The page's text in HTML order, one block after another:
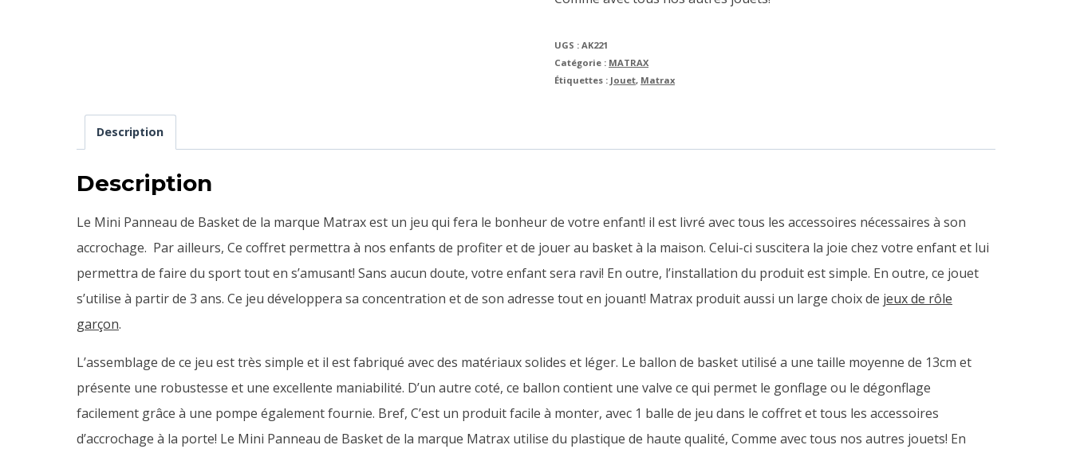
UGS :AK221
Catégorie : MATRAX
Étiquettes : Jouet, Matrax
Description
Description
Le Mini Panneau de Basket de la marque Matrax est un jeu qui fera le bonheur de votre enfant! il est livré avec tous les accessoires nécessaires à son
accrochage. Par ailleurs, Ce coffret permettra à nos enfants de profiter et de jouer au basket à la maison. Celui-ci suscitera la joie chez votre enfant et lui
permettra de faire du sport tout en s’amusant! Sans aucun doute, votre enfant sera ravi! En outre, l’installation du produit est simple. En outre, ce jouet
s’utilise à partir de 3 ans. Ce jeu développera sa concentration et de son adresse tout en jouant! Matrax produit aussi un large choix de jeux de rôle
garçon.
L’assemblage de ce jeu est très simple et il est fabriqué avec des matériaux solides et léger. Le ballon de basket utilisé a une taille moyenne de 13cm et
présente une robustesse et une excellente maniabilité. D’un autre coté, ce ballon contient une valve ce qui permet le gonflage ou le dégonflage
facilement grâce à une pompe également fournie. Bref, C’est un produit facile à monter, avec 1 balle de jeu dans le coffret et tous les accessoires
d’accrochage à la porte! Le Mini Panneau de Basket de la marque Matrax utilise du plastique de haute qualité, Comme avec tous nos autres jouets! En